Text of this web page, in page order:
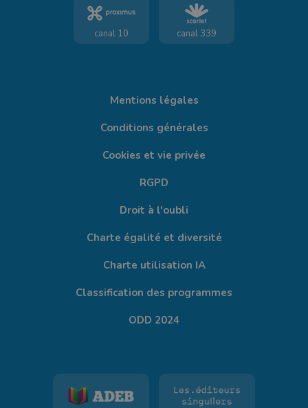
canal 10 canal 339
Mentions légales
Conditions générales
Cookies et vie privée
RGPD
Droit à l'oubli
Charte égalité et diversité
Charte utilisation IA
Classification des programmes
ODD 2024